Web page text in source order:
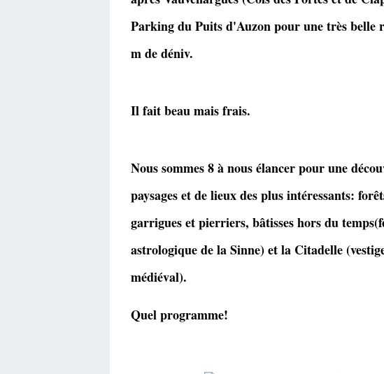
Parking du Puits d'Auzon pour une très belle
m de déniv.
Il fait beau mais frais.
Nous sommes 8 à nous élancer pour une
paysages et de lieux des plus intéressants:
garrigues et pierriers, bâtisses hors du
astrologique de la Sinne) et la Citadelle
médiéval).
Quel programme!